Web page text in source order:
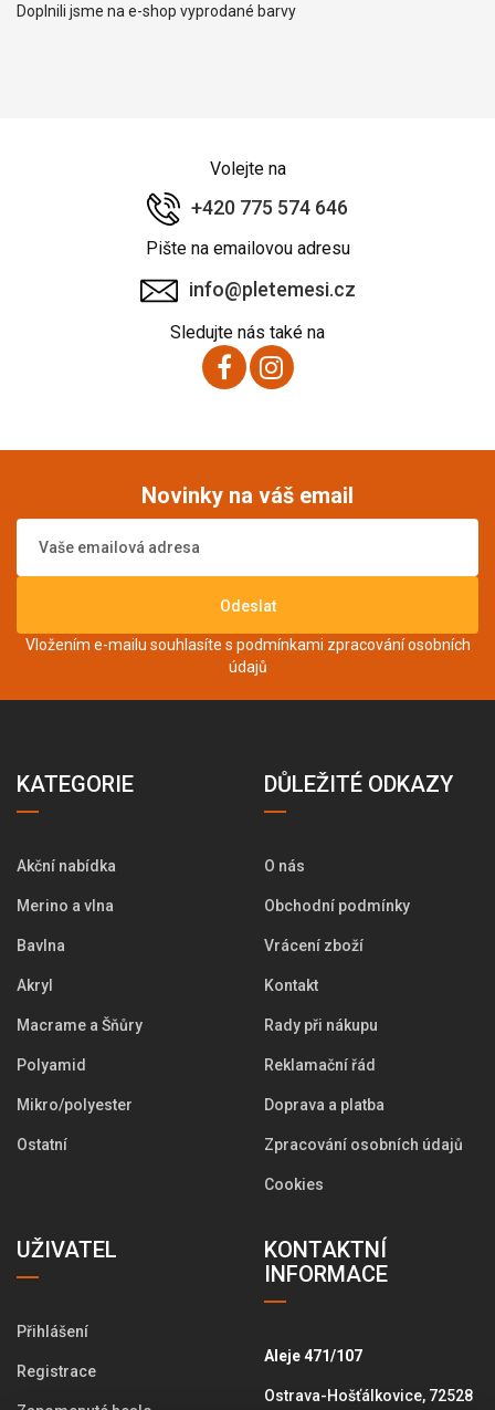
Doplnili jsme na e-shop vyprodané barvy
Volejte na
+420 775 574 646
Pište na emailovou adresu
info@pletemesi.cz
Sledujte nás také na
Novinky na váš email
Odeslat
Vložením e-mailu souhlasíte s podmínkami zpracování osobních
údajů
KATEGORIE
Akční nabídka
Merino a vlna
Bavlna
Akryl
Macrame a Šňůry
Polyamid
Mikro/polyester
Ostatní
DŮLEŽITÉ ODKAZY
O nás
Obchodní podmínky
Vrácení zboží
Kontakt
Rady při nákupu
Reklamační řád
Doprava a platba
Zpracování osobních údajů
Cookies
UŽIVATEL
Přihlášení
Registrace
KONTAKTNÍ
INFORMACE
Aleje 471/107
Ostrava-Hošťálkovice, 72528